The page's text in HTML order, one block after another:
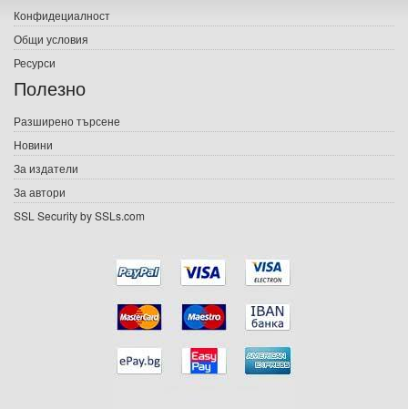
Електронни книги
Е-списания
Подаръци
Ваучери
Конфидециалност
Общи условия
Ресурси
Полезно
Разширено търсене
Новини
За издатели
За автори
SSL Security by SSLs.com